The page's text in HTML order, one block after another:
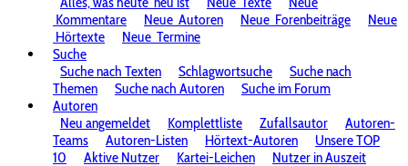
Kommentare
Neue Autoren Neue Forenbeiträge
Neue
Hörtexte
Neue Termine
Suche
Suche nach Texten
Schlagwortsuche
Suche nach
Themen
Suche nach Autoren
Suche im Forum
Autoren
Neu angemeldet
Komplettliste Zufallsautor
Autoren-
Teams
Autoren-Listen Hörtext-Autoren
Unsere TOP
10
Aktive Nutzer Kartei-Leichen
Nutzer in Auszeit